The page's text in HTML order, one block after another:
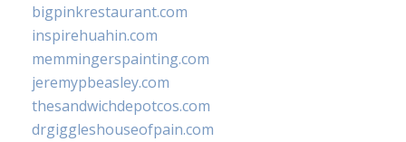
bigpinkrestaurant.com
inspirehuahin.com
memmingerspainting.com
jeremypbeasley.com
thesandwichdepotcos.com
drgiggleshouseofpain.com